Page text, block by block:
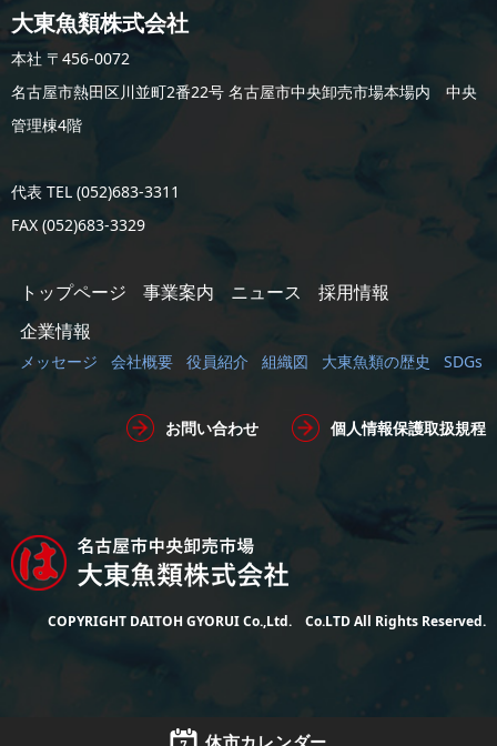
大東魚類株式会社
本社 〒456-0072
名古屋市熱田区川並町2番22号 名古屋市中央卸売市場本場内 中央
管理棟4階
代表 TEL (052)683-3311
FAX (052)683-3329
トップページ 事業案内 ニュース
採用情報
企業情報
メッセージ 会社概要 役員紹介 組織図 大東魚類の歴史 SDGs
お問い合わせ 個人情報保護取扱規程
COPYRIGHT DAITOH GYORUI Co.,Ltd. Co.LTD All Rights Reserved.
休市カレンダー